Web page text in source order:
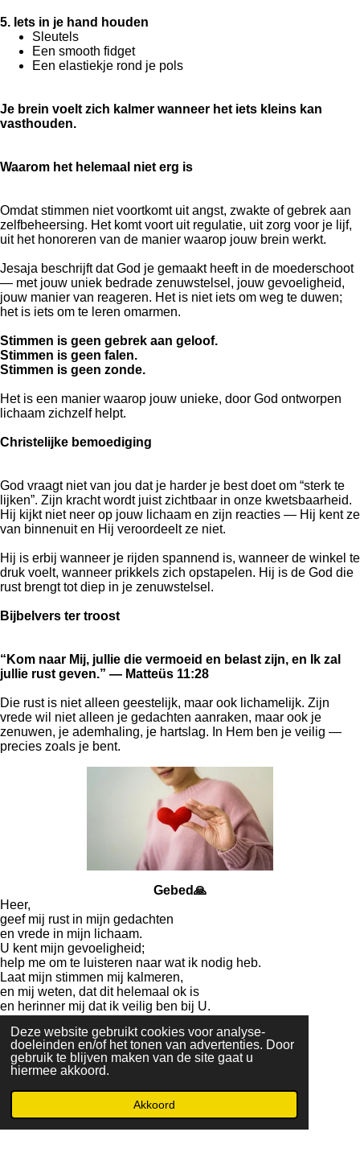
Deze website gebruikt cookies voor analyse-
doeleinden en/of het tonen van advertenties. Door
gebruik te blijven maken van de site gaat u
hiermee akkoord.
Akkoord
5. Iets in je hand houden
Sleutels
Een smooth fidget
Een elastiekje rond je pols
Je brein voelt zich kalmer wanneer het iets kleins kan
vasthouden.
Waarom het helemaal niet erg is
Omdat stimmen niet voortkomt uit angst, zwakte of gebrek aan
zelfbeheersing. Het komt voort uit regulatie, uit zorg voor je lijf,
uit het honoreren van de manier waarop jouw brein werkt.
Jesaja beschrijft dat God je gemaakt heeft in de moederschoot
— met jouw uniek bedrade zenuwstelsel, jouw gevoeligheid,
jouw manier van reageren. Het is niet iets om weg te duwen;
het is iets om te leren omarmen.
Stimmen is geen gebrek aan geloof.
Stimmen is geen falen.
Stimmen is geen zonde.
Het is een manier waarop jouw unieke, door God ontworpen
lichaam zichzelf helpt.
Christelijke bemoediging
God vraagt niet van jou dat je harder je best doet om “sterk te
lijken”. Zijn kracht wordt juist zichtbaar in onze kwetsbaarheid.
Hij kijkt niet neer op jouw lichaam en zijn reacties — Hij kent ze
van binnenuit en Hij veroordeelt ze niet.
Hij is erbij wanneer je rijden spannend is, wanneer de winkel te
druk voelt, wanneer prikkels zich opstapelen. Hij is de God die
rust brengt tot diep in je zenuwstelsel.
Bijbelvers ter troost
“Kom naar Mij, jullie die vermoeid en belast zijn, en Ik zal
jullie rust geven.” — Matteüs 11:28
Die rust is niet alleen geestelijk, maar ook lichamelijk. Zijn
vrede wil niet alleen je gedachten aanraken, maar ook je
zenuwen, je ademhaling, je hartslag. In Hem ben je veilig —
precies zoals je bent.
Gebed🙏
Heer,
geef mij rust in mijn gedachten
en vrede in mijn lichaam.
U kent mijn gevoeligheid;
help me om te luisteren naar wat ik nodig heb.
Laat mijn stimmen mij kalmeren,
en mij weten, dat dit helemaal ok is
en herinner mij dat ik veilig ben bij U.
Heer, U bent dichtbij.
Uw vrede omhult mij.
Want UW woord zegt:
“Kom naar Mij… en Ik zal je rust geven.”
Powered byJouwWeb